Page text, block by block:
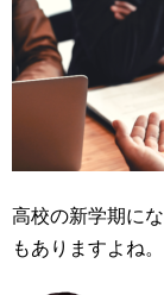
高校の新学期に
もありますよね。